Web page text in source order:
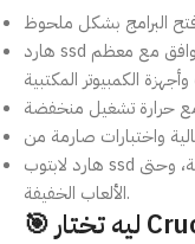
هارد ssd بتصميم بحجم 2.5 بوصة (7 مم) متوافق مع معظم
هارد لابتوب ssd مناسب للاستخدام اليومي، المهام المكتبية، وحتى
الألعاب الخفيفة.